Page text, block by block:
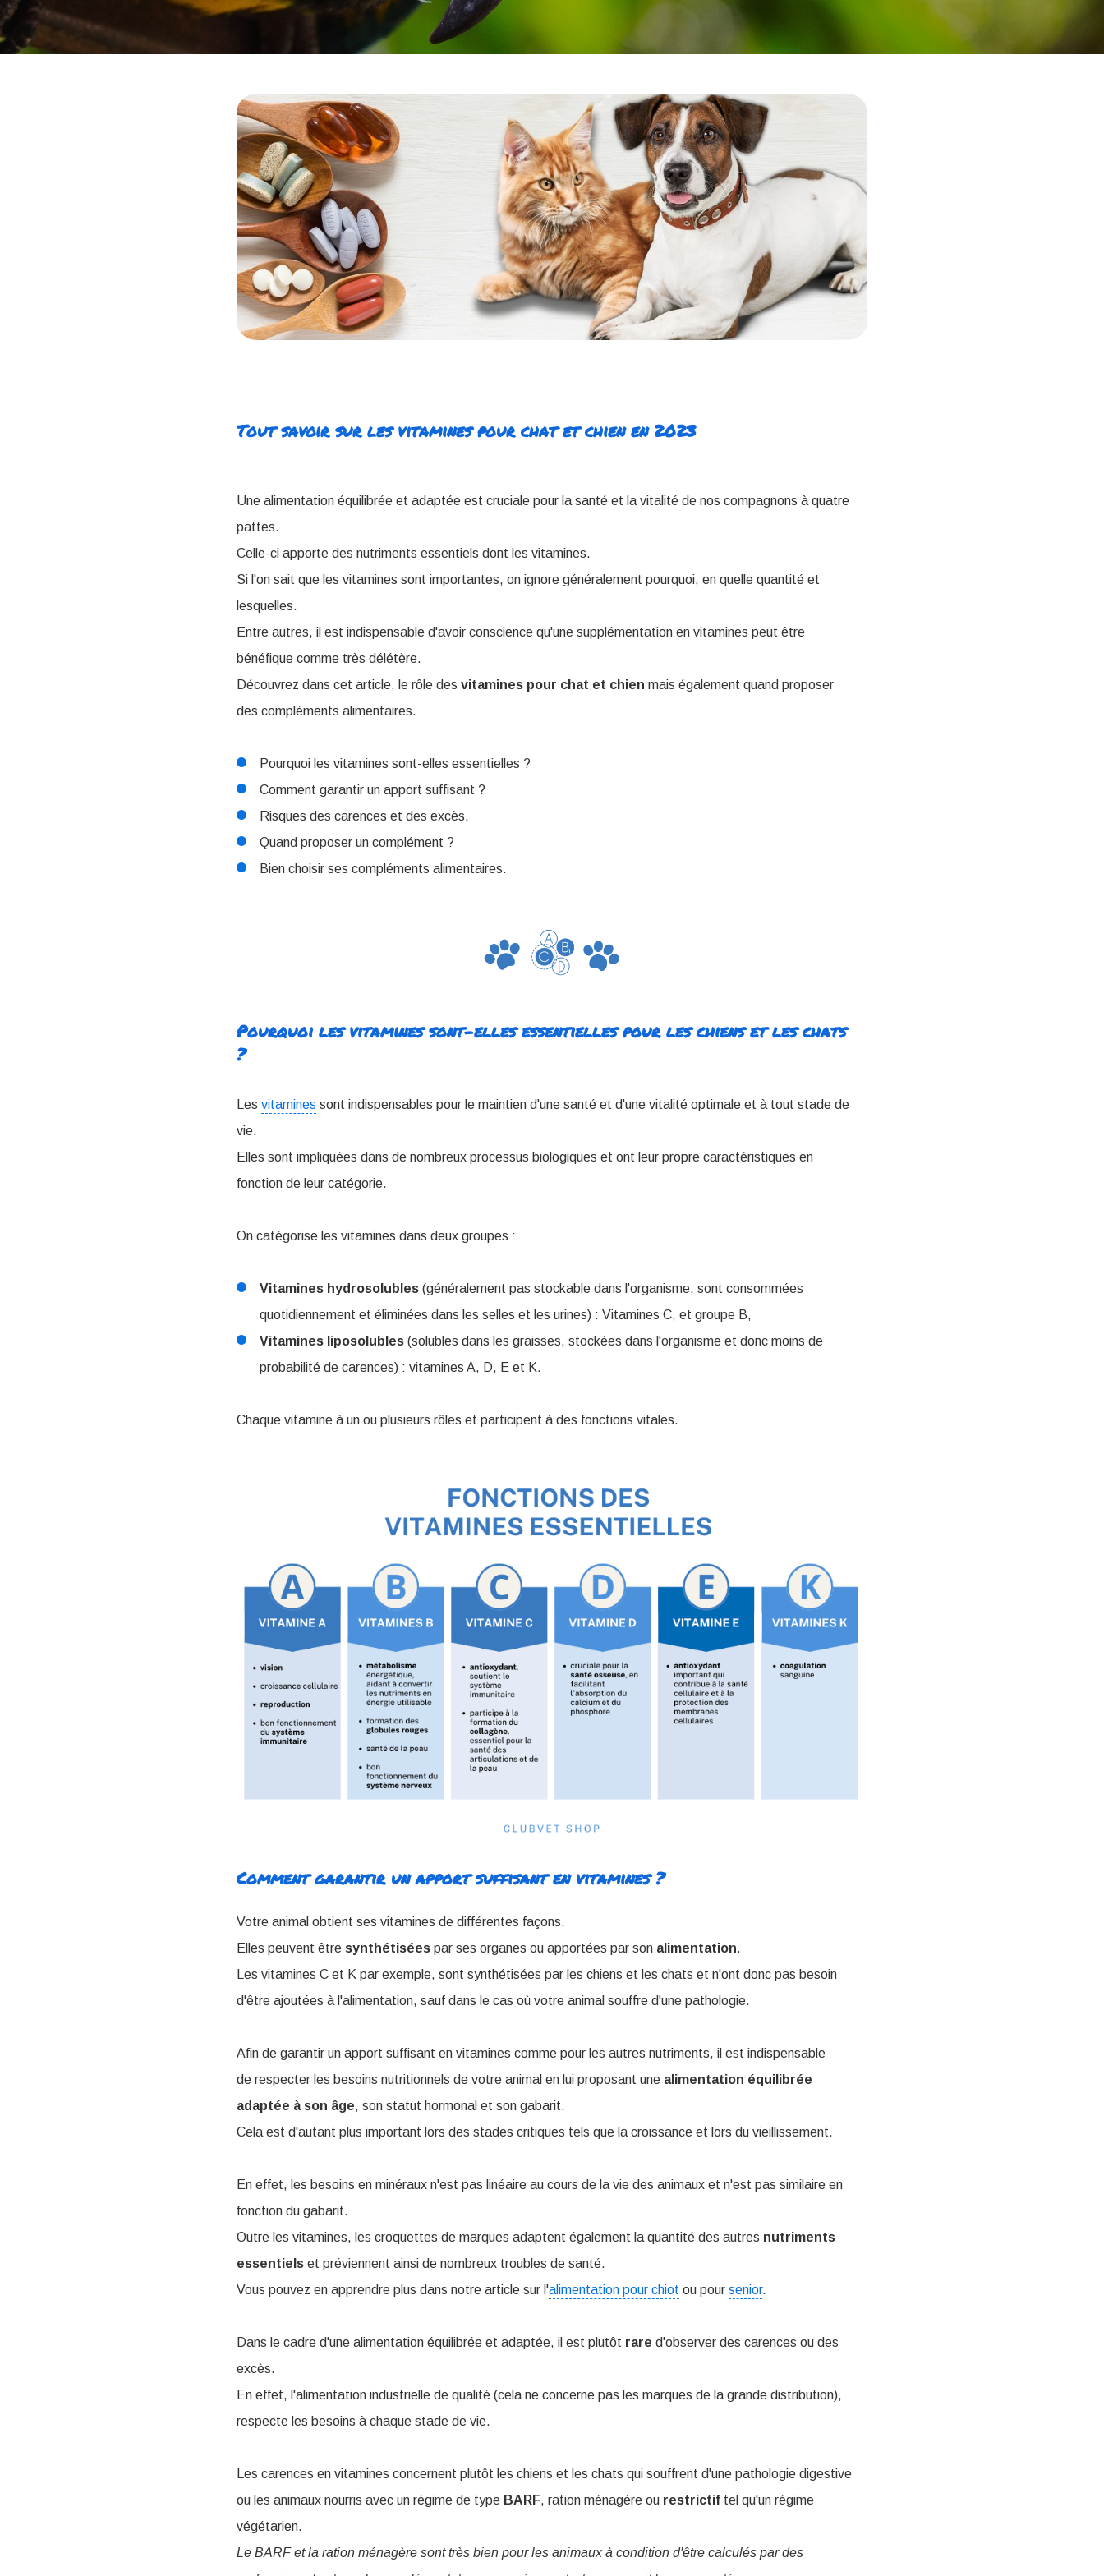
Tout savoir sur les vitamines pour chat et chien en 2023
Une alimentation équilibrée et adaptée est cruciale pour la santé et la vitalité de nos compagnons à quatre
pattes.
Celle-ci apporte des nutriments essentiels dont les vitamines.
Si l'on sait que les vitamines sont importantes, on ignore généralement pourquoi, en quelle quantité et
lesquelles.
Entre autres, il est indispensable d'avoir conscience qu'une supplémentation en vitamines peut être
bénéfique comme très délétère.
Découvrez dans cet article, le rôle des vitamines pour chat et chien mais également quand proposer
des compléments alimentaires.
Pourquoi les vitamines sont-elles essentielles ?
Comment garantir un apport suffisant ?
Risques des carences et des excès,
Quand proposer un complément ?
Bien choisir ses compléments alimentaires.
Pourquoi les vitamines sont-elles essentielles pour les chiens et les chats
?
Les vitamines sont indispensables pour le maintien d'une santé et d'une vitalité optimale et à tout stade de
vie.
Elles sont impliquées dans de nombreux processus biologiques et ont leur propre caractéristiques en
fonction de leur catégorie.
On catégorise les vitamines dans deux groupes :
Vitamines hydrosolubles (généralement pas stockable dans l'organisme, sont consommées
quotidiennement et éliminées dans les selles et les urines) : Vitamines C, et groupe B,
Vitamines liposolubles (solubles dans les graisses, stockées dans l'organisme et donc moins de
probabilité de carences) : vitamines A, D, E et K.
Chaque vitamine à un ou plusieurs rôles et participent à des fonctions vitales.
Comment garantir un apport suffisant en vitamines ?
Votre animal obtient ses vitamines de différentes façons.
Elles peuvent être synthétisées par ses organes ou apportées par son alimentation.
Les vitamines C et K par exemple, sont synthétisées par les chiens et les chats et n'ont donc pas besoin
d'être ajoutées à l'alimentation, sauf dans le cas où votre animal souffre d'une pathologie.
Afin de garantir un apport suffisant en vitamines comme pour les autres nutriments, il est indispensable
de respecter les besoins nutritionnels de votre animal en lui proposant une alimentation équilibrée
adaptée à son âge, son statut hormonal et son gabarit.
Cela est d'autant plus important lors des stades critiques tels que la croissance et lors du vieillissement.
En effet, les besoins en minéraux n'est pas linéaire au cours de la vie des animaux et n'est pas similaire en
fonction du gabarit.
Outre les vitamines, les croquettes de marques adaptent également la quantité des autres nutriments
essentiels et préviennent ainsi de nombreux troubles de santé.
Vous pouvez en apprendre plus dans notre article sur l'alimentation pour chiot ou pour senior.
Dans le cadre d'une alimentation équilibrée et adaptée, il est plutôt rare d'observer des carences ou des
excès.
En effet, l'alimentation industrielle de qualité (cela ne concerne pas les marques de la grande distribution),
respecte les besoins à chaque stade de vie.
Les carences en vitamines concernent plutôt les chiens et les chats qui souffrent d'une pathologie digestive
ou les animaux nourris avec un régime de type BARF, ration ménagère ou restrictif tel qu'un régime
végétarien.
Le BARF et la ration ménagère sont très bien pour les animaux à condition d'être calculés par des